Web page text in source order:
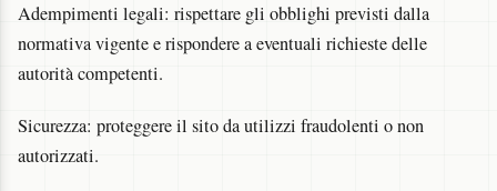
Adempimenti legali: rispettare gli obblighi previsti dalla
normativa vigente e rispondere a eventuali richieste delle
autorità competenti.
Sicurezza: proteggere il sito da utilizzi fraudolenti o non
autorizzati.